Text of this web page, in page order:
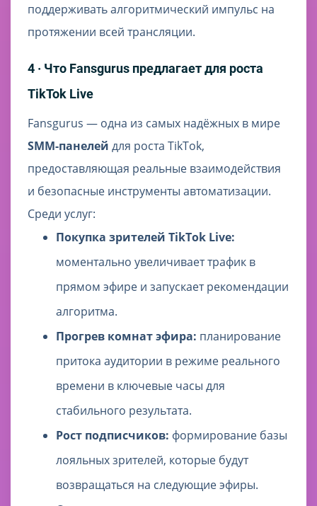
поддерживать алгоритмический импульс на
протяжении всей трансляции.
4 · Что Fansgurus предлагает для роста
TikTok Live
Fansgurus — одна из самых надёжных в мире
SMM-панелей для роста TikTok,
предоставляющая реальные взаимодействия
и безопасные инструменты автоматизации.
Среди услуг:
Покупка зрителей TikTok Live:
моментально увеличивает трафик в
прямом эфире и запускает рекомендации
алгоритма.
Прогрев комнат эфира: планирование
притока аудитории в режиме реального
времени в ключевые часы для
стабильного результата.
Рост подписчиков: формирование базы
лояльных зрителей, которые будут
возвращаться на следующие эфиры.